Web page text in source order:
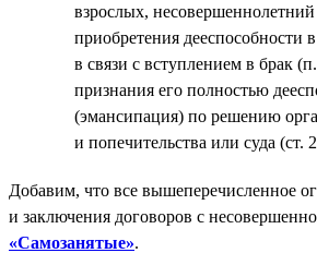
взрослых,
приобретения дееспособности
в связи с вступлением в брак
признания его полностью
(эмансипация) по решению
и попечительства или суда
Добавим, что все вышеперечисленное
и заключения договоров с
«Самозанятые».